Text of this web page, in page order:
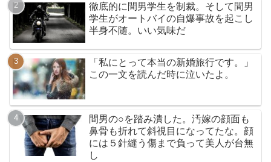
徹底的に間男学生を制裁。そして間男
学生がオートバイの自爆事故を起こし
半身不随。いい気味だ
「私にとって本当の新婚旅行です。」
この一文を読んだ時に泣いたよ。
間男の○を踏み潰した。汚嫁の顔面も
鼻骨も折れて斜視目になってたな。顔
には５針縫う傷まで負って美人が台無
し